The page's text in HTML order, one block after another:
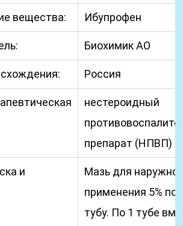
вещества: Ибупрофен
Биохимик АО
Россия
нестероидный
препарат (НПВП)
и
Мазь для
применения 5% по
тубу. По 1 тубе